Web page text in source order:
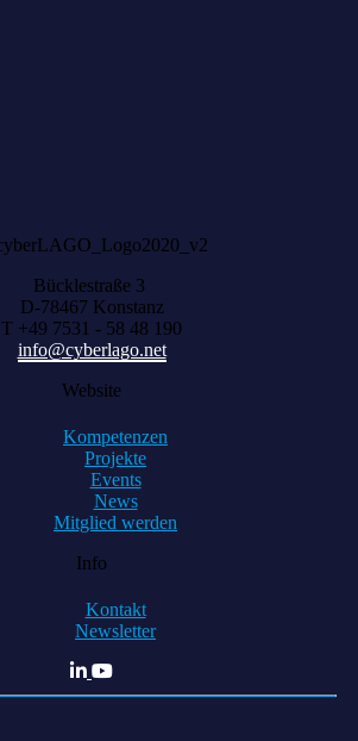
Bücklestraße 3
D-78467 Konstanz
T +49 7531 - 58 48 190
info@cyberlago.net
Website
Kompetenzen
Projekte
Events
News
Mitglied werden
Info
Kontakt
Newsletter